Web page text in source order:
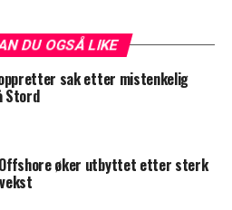
DU OGSÅ LIKE
sak etter mistenkelig
Stord
øker utbyttet etter sterk